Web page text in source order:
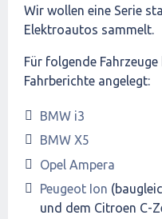
Wir wollen eine Serie
Elektroautos sammelt.
Für folgende
Fahrberichte angelegt:
BMW i3
BMW X5
Opel Ampera
Peugeot Ion
und dem Citroen C-